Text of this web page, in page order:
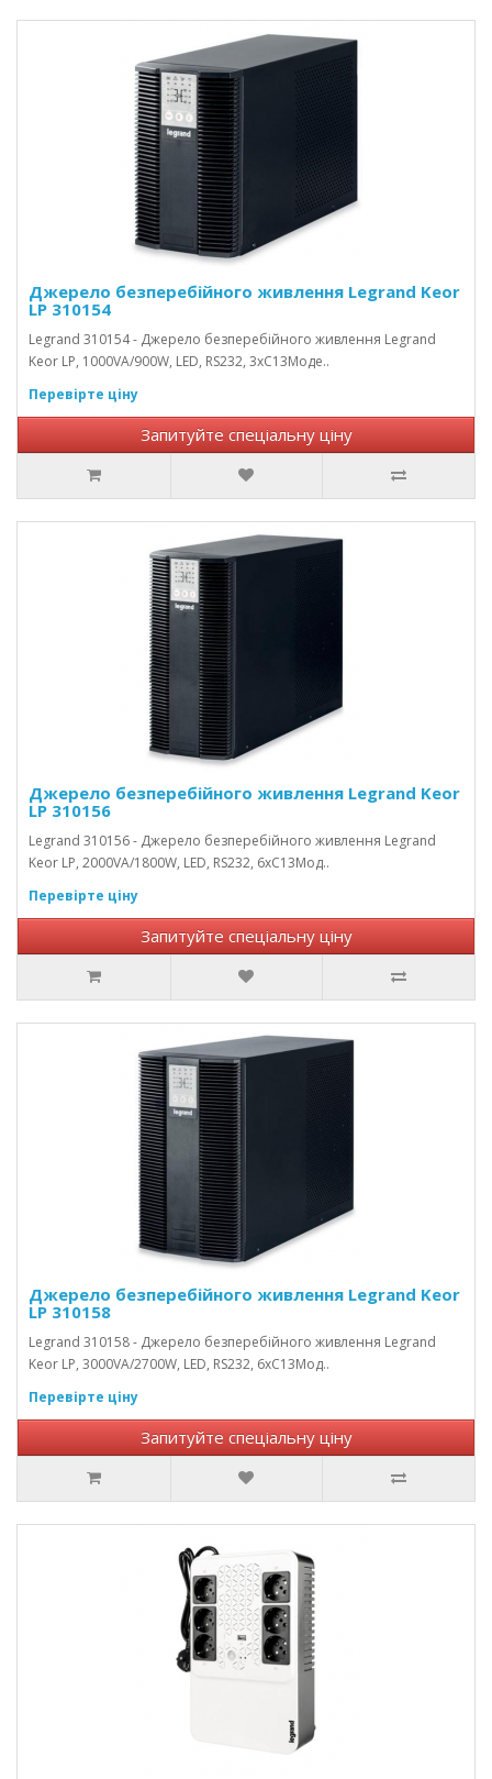
Джерело безперебійного живлення Legrand Keor
LP 310154
Legrand 310154 - Джерело безперебійного живлення Legrand
Keor LP, 1000VA/900W, LED, RS232, 3хC13Моде..
Перевірте ціну
Запитуйте спеціальну ціну
Джерело безперебійного живлення Legrand Keor
LP 310156
Legrand 310156 - Джерело безперебійного живлення Legrand
Keor LP, 2000VA/1800W, LED, RS232, 6хC13Мод..
Перевірте ціну
Запитуйте спеціальну ціну
Джерело безперебійного живлення Legrand Keor
LP 310158
Legrand 310158 - Джерело безперебійного живлення Legrand
Keor LP, 3000VA/2700W, LED, RS232, 6хC13Мод..
Перевірте ціну
Запитуйте спеціальну ціну